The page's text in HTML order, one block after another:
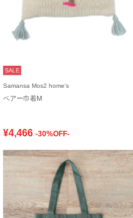
SALE
Samansa Mos2 home's
ベアー巾着M
¥4,466 -30%OFF-